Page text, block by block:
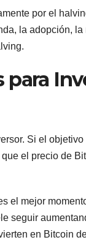
por el
la adopción,
para
Si el
el precio de
el mejor
seguir
en Bitcoin